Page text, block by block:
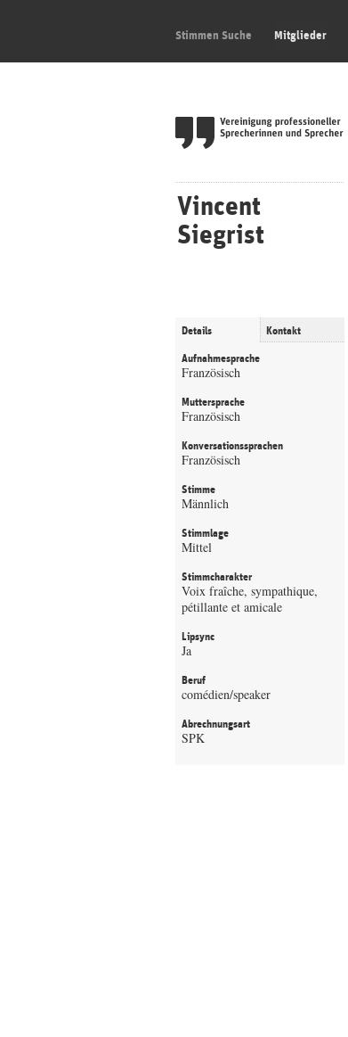
Stimmen Suche Mitglieder
Vincent
Siegrist
Details Kontakt
Aufnahmesprache
Französisch
Muttersprache
Französisch
Konversationssprachen
Französisch
Stimme
Männlich
Stimmlage
Mittel
Stimmcharakter
Voix fraîche, sympathique,
pétillante et amicale
Lipsync
Ja
Beruf
comédien/speaker
Abrechnungsart
SPK